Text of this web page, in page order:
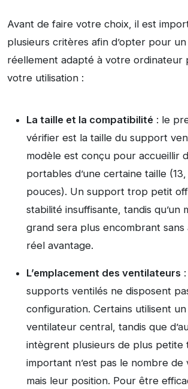
Avant de faire votre choix, il est
plusieurs critères afin d’opter pour
réellement adapté à votre ordinateur
votre utilisation :
La taille et la compatibilité : le
vérifier est la taille du support
modèle est conçu pour accueillir
portables d’une certaine taille (13,
pouces). Un support trop petit
stabilité insuffisante, tandis qu’un
grand sera plus encombrant
réel avantage.
L’emplacement des ventilateurs
supports ventilés ne disposent
configuration. Certains utilisent
ventilateur central, tandis que
intègrent plusieurs de plus petite
important n’est pas le nombre de
mais leur position. Pour être